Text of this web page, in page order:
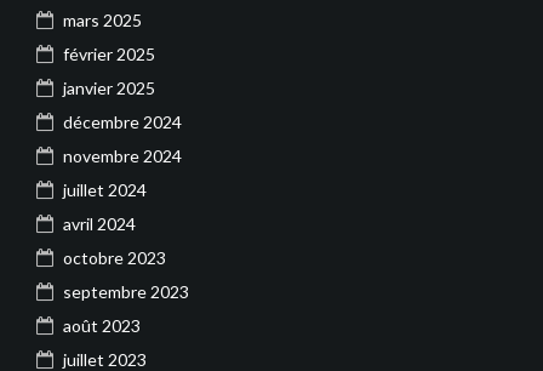
mars 2025
février 2025
janvier 2025
décembre 2024
novembre 2024
juillet 2024
avril 2024
octobre 2023
septembre 2023
août 2023
juillet 2023